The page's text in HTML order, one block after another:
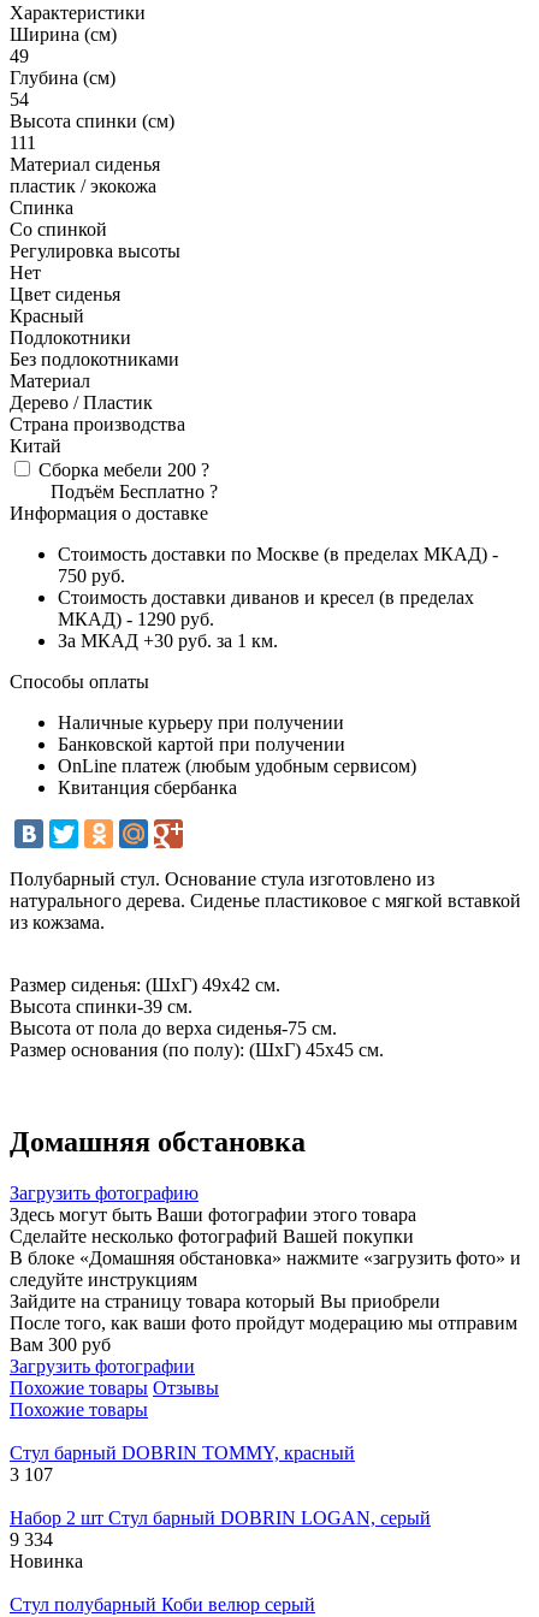
Характеристики
Ширина (см)
49
Глубина (см)
54
Высота спинки (см)
111
Материал сиденья
пластик / экокожа
Спинка
Со спинкой
Регулировка высоты
Нет
Цвет сиденья
Красный
Подлокотники
Без подлокотниками
Материал
Дерево / Пластик
Страна производства
Китай
Сборка мебели 200 ?
Подъём Бесплатно ?
Информация о доставке
Стоимость доставки по Москве (в пределах МКАД) -
750 руб.
Стоимость доставки диванов и кресел (в пределах
МКАД) - 1290 руб.
За МКАД +30 руб. за 1 км.
Способы оплаты
Наличные курьеру при получении
Банковской картой при получении
OnLine платеж (любым удобным сервисом)
Квитанция сбербанка
Полубарный стул. Основание стула изготовлено из
натурального дерева. Сиденье пластиковое с мягкой вставкой
из кожзама.
Размер сиденья: (ШхГ) 49х42 см.
Высота спинки-39 см.
Высота от пола до верха сиденья-75 см.
Размер основания (по полу): (ШхГ) 45х45 см.
Домашняя обстановка
Загрузить фотографию
Здесь могут быть Ваши фотографии этого товара
Сделайте несколько фотографий Вашей покупки
В блоке «Домашняя обстановка» нажмите «загрузить фото» и
следуйте инструкциям
Зайдите на страницу товара который Вы приобрели
После того, как ваши фото пройдут модерацию мы отправим
Вам 300 руб
Загрузить фотографии
Похожие товары Отзывы
Похожие товары
Стул барный DOBRIN TOMMY, красный
3 107
Набор 2 шт Стул барный DOBRIN LOGAN, серый
9 334
Новинка
Стул полубарный Коби велюр серый